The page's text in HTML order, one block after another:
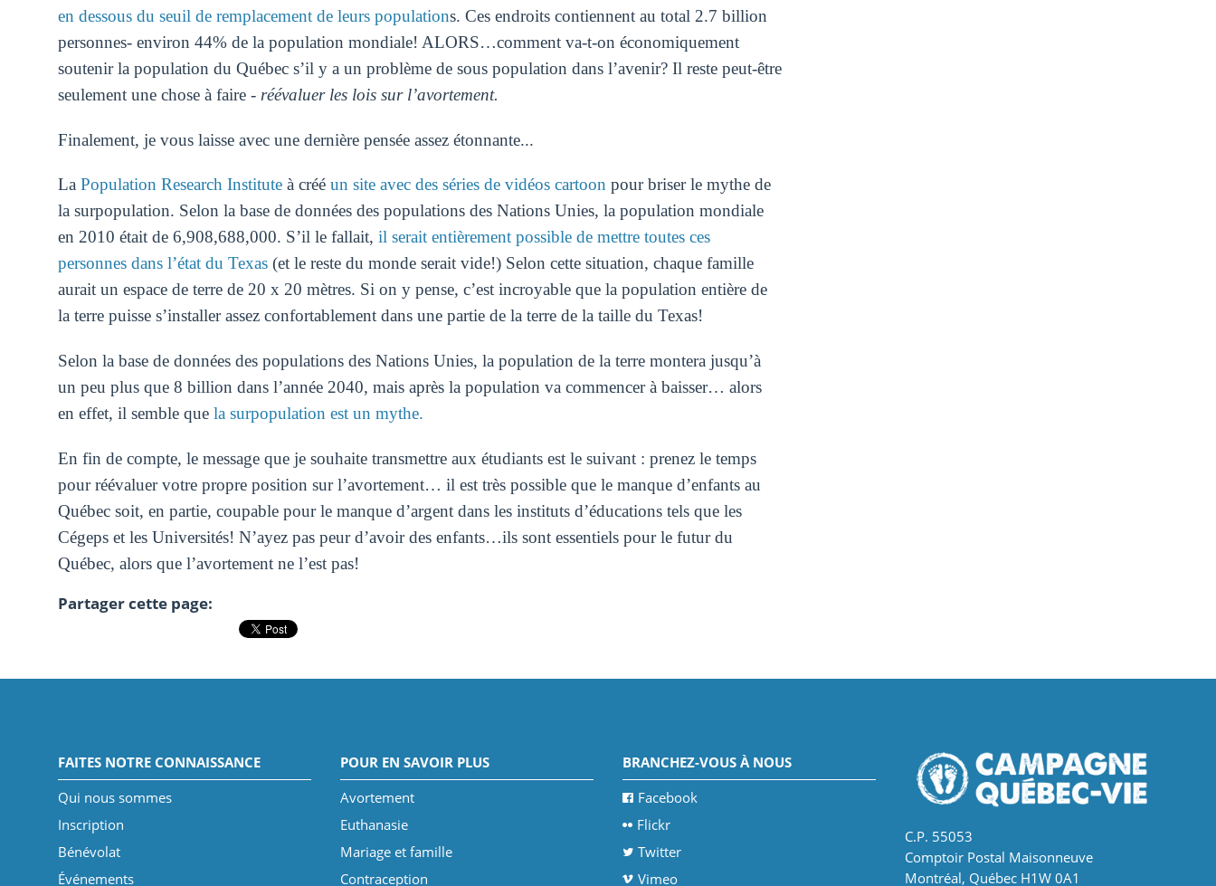
en dessous du seuil de remplacement de leurs populations. Ces endroits contiennent au total 2.7 billion
personnes- environ 44% de la population mondiale! ALORS…comment va-t-on économiquement
soutenir la population du Québec s’il y a un problème de sous population dans l’avenir? Il reste peut-être
seulement une chose à faire - réévaluer les lois sur l’avortement.
Finalement, je vous laisse avec une dernière pensée assez étonnante...
La Population Research Institute à créé un site avec des séries de vidéos cartoon pour briser le mythe de
la surpopulation. Selon la base de données des populations des Nations Unies, la population mondiale
en 2010 était de 6,908,688,000. S’il le fallait, il serait entièrement possible de mettre toutes ces
personnes dans l’état du Texas(et le reste du monde serait vide!) Selon cette situation, chaque famille
aurait un espace de terre de 20 x 20 mètres. Si on y pense, c’est incroyable que la population entière de
la terre puisse s’installer assez confortablement dans une partie de la terre de la taille du Texas!
Selon la base de données des populations des Nations Unies, la population de la terre montera jusqu’à
un peu plus que 8 billion dans l’année 2040, mais après la population va commencer à baisser… alors
en effet, il semble que la surpopulation est un mythe.
En fin de compte, le message que je souhaite transmettre aux étudiants est le suivant : prenez le temps
pour réévaluer votre propre position sur l’avortement… il est très possible que le manque d’enfants au
Québec soit, en partie, coupable pour le manque d’argent dans les instituts d’éducations tels que les
Cégeps et les Universités! N’ayez pas peur d’avoir des enfants…ils sont essentiels pour le futur du
Québec, alors que l’avortement ne l’est pas!
Partager cette page:
FAITES NOTRE CONNAISSANCE
Qui nous sommes
Inscription
Bénévolat
Événements
POUR EN SAVOIR PLUS
Avortement
Euthanasie
Mariage et famille
Contraception
BRANCHEZ-VOUS À NOUS
Facebook
Flickr
Twitter
Vimeo
C.P. 55053
Comptoir Postal Maisonneuve
Montréal, Québec H1W 0A1